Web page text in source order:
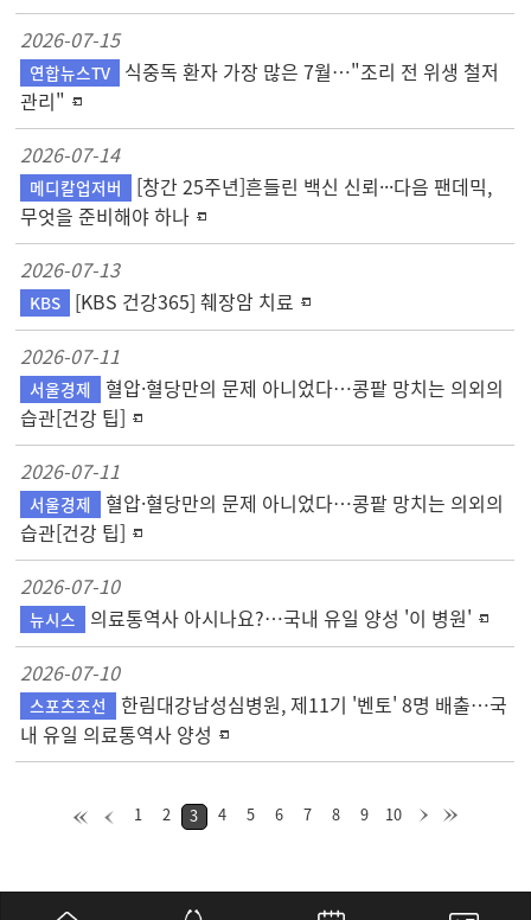
2026-07-15
연합뉴스TV
식중독 환자 가장 많은 7월…"조리 전 위생 철저
관리"
2026-07-14
메디칼업저버
[창간 25주년]흔들린 백신 신뢰···다음 팬데믹,
무엇을 준비해야 하나
2026-07-13
KBS [KBS 건강365] 췌장암 치료
2026-07-11
서울경제
혈압·혈당만의 문제 아니었다…콩팥 망치는 의외의
습관[건강 팁]
2026-07-11
서울경제
혈압·혈당만의 문제 아니었다…콩팥 망치는 의외의
습관[건강 팁]
2026-07-10
뉴시스 의료통역사 아시나요?…국내 유일 양성 '이 병원'
2026-07-10
스포츠조선
한림대강남성심병원, 제11기 '벤토' 8명 배출…국
내 유일 의료통역사 양성
1 2 3 4 5 6 7 8 9 10